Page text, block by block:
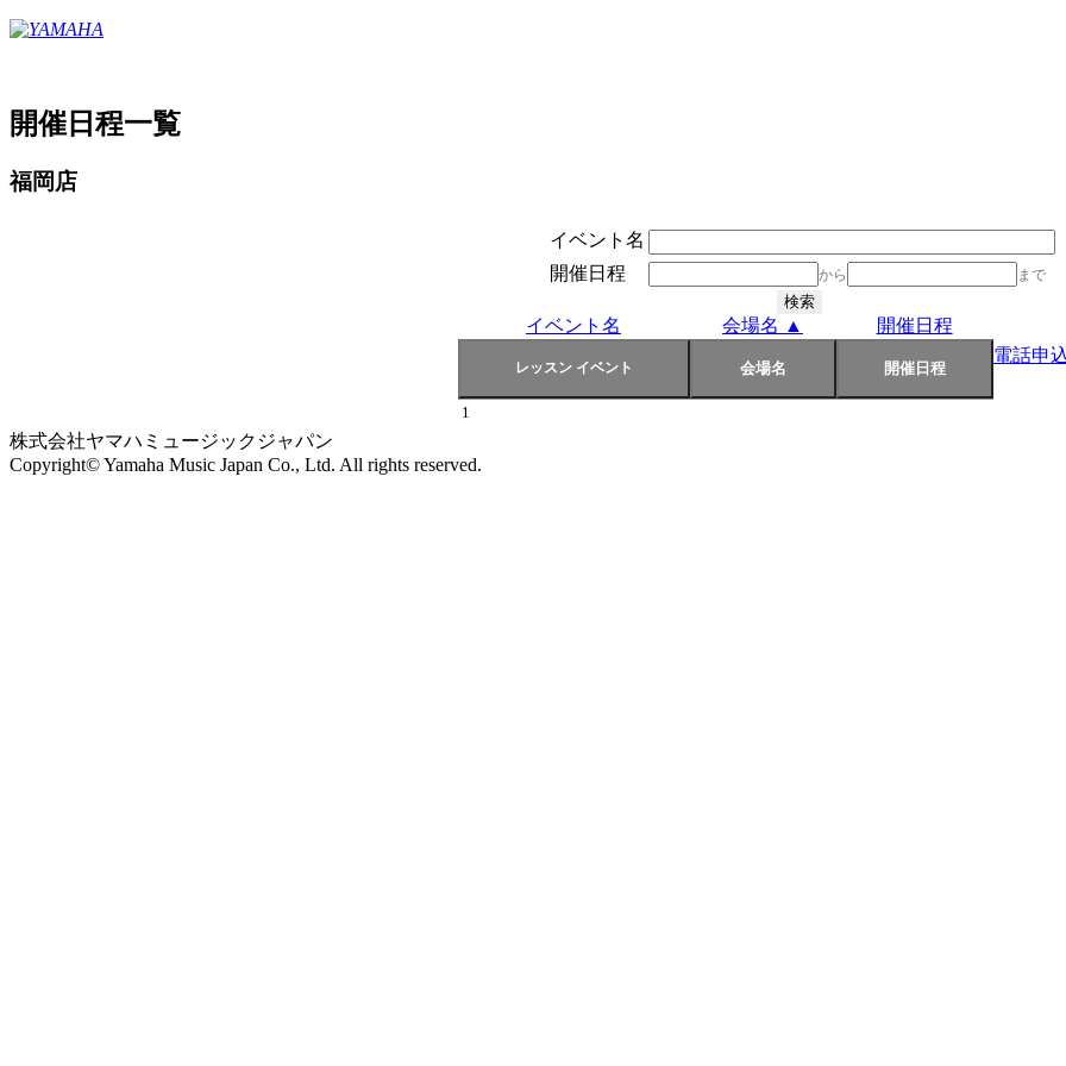
開催日程一覧
福岡店
イベント名
開催日程
から まで
イベント名 会場名 ▲
開催日程
電話申
1
株式会社ヤマハミュージックジャパン
Copyright© Yamaha Music Japan Co., Ltd. All rights reserved.